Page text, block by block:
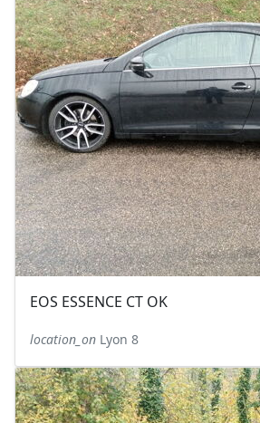
EOS ESSENCE CT OK
location_on Lyon 8